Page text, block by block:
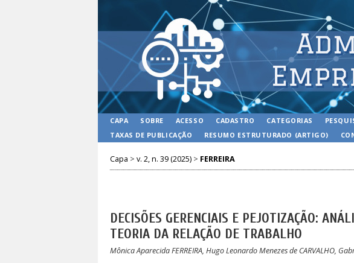
CAPA SOBRE ACESSO CADASTRO CATEGORIAS
TAXAS DE PUBLICAÇÃO
RESUMO ESTRUTURADO (ARTIGO)
Capa > v. 2, n. 39 (2025) > FERREIRA
DECISÕES GERENCIAIS E PEJOTIZAÇÃO:
TEORIA DA RELAÇÃO DE TRABALHO
Mônica Aparecida FERREIRA, Hugo Leonardo Menezes de CARVALHO,